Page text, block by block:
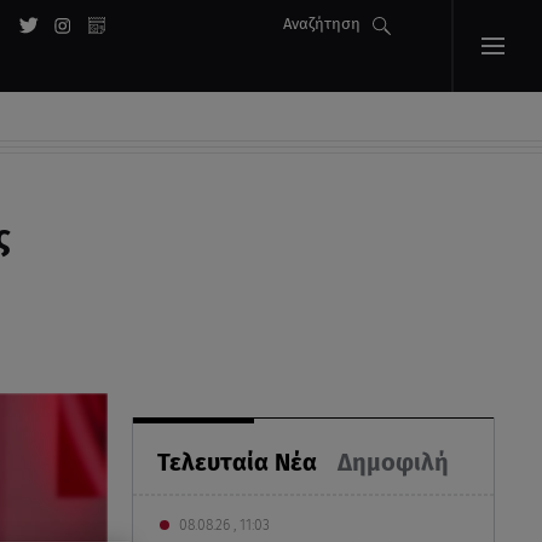
Αναζήτηση
Τελευταία Νέα Δημοφιλή
08.08.26 , 11:03